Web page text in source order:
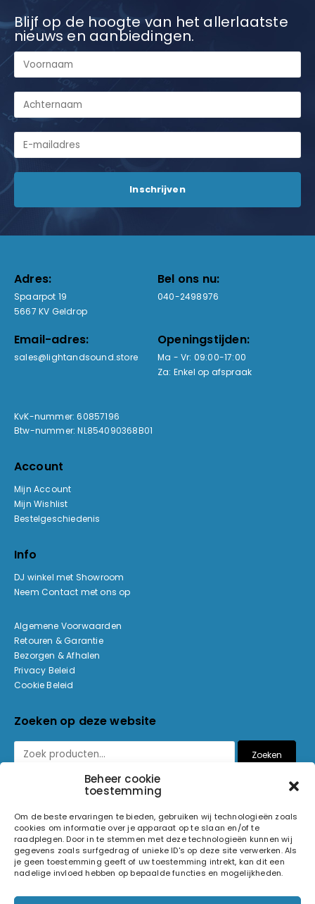
Beheer cookie
toestemming
Om de beste ervaringen te bieden, gebruiken wij technologieën zoals
cookies om informatie over je apparaat op te slaan en/of te
raadplegen. Door in te stemmen met deze technologieën kunnen wij
gegevens zoals surfgedrag of unieke ID's op deze site verwerken. Als
je geen toestemming geeft of uw toestemming intrekt, kan dit een
nadelige invloed hebben op bepaalde functies en mogelijkheden.
Blijf op de hoogte van het allerlaatste
nieuws en aanbiedingen.
Adres:
Spaarpot 19
5667 KV Geldrop
Bel ons nu:
040-2498976
Email-adres:
sales@lightandsound.store
Openingstijden:
Ma - Vr: 09:00-17:00
Za: Enkel op afspraak
KvK-nummer: 60857196
Btw-nummer: NL854090368B01
Account
Mijn Account
Mijn Wishlist
Bestelgeschiedenis
Info
DJ winkel met Showroom
Neem Contact met ons op
Algemene Voorwaarden
Retouren & Garantie
Bezorgen & Afhalen
Privacy Beleid
Cookie Beleid
Zoeken op deze website
Zoeken
© 2026 Light and Sound Factory. Alle rechten voorbehouden.